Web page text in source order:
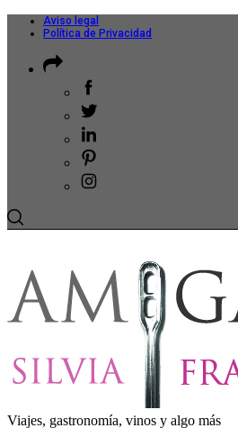
Aviso legal
Política de Privacidad
Viajes, gastronomía, vinos y algo más